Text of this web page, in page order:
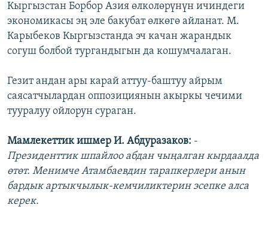
Кыргызстан Борбор Азия өлколөрүнүн ичиндеги
экономикасы эң эле бакубат өлкөгө айланат. М.
Карыбеков Кыргызстанда эч качан жарандык
согуш болбой тургандыгын да кошумчалаган.
Гезит андан ары карай аттуу-баштуу айрым
саясатчылардан оппозициянын акыркы чечими
тууралуу ойлорун сураган.
Мамлекеттик ишмер И. Абдуразаков: -
Президенттик шпайлоо абдан чыңалган кырдаалда
өтөт. Менимче Атамбаевдин тарапкерлери анын
бардык артыкчылык-кемчиликтерин эсепке алса
керек.